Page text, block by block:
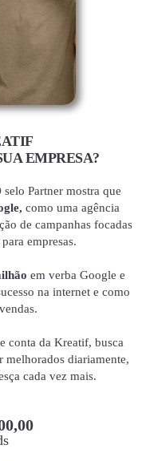
EMPRESA?
Partner mostra que
como uma agência
de campanhas focadas
empresas.
em verba Google e
na internet e como
conta da Kreatif, busca
melhorados diariamente,
cada vez mais.